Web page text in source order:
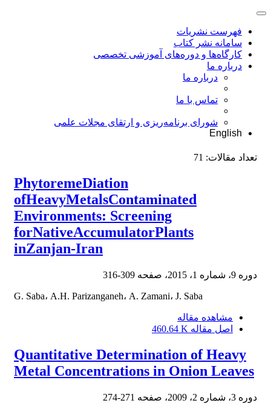
فهرست نشریات
سامانه نشر کتاب
کارگاه‌ها و دوره‌های آموزشی تخصصی
درباره ما
درباره ما
تماس با ما
شورای برنامه‌ریزی و ارتقای مجلات علمی
English
تعداد مقالات: 71
PhytoremeDiation
ofHeavyMetalsContaminated
Environments: Screening
forNativeAccumulatorPlants
inZanjan-Iran
دوره 9، شماره 1، 2015، صفحه 309-316
G. Saba، A.H. Parizanganeh، A. Zamani، J. Saba
مشاهده مقاله
اصل مقاله 460.64 K
Quantitative Determination of Heavy
Metal Concentrations in Onion Leaves
دوره 3، شماره 2، 2009، صفحه 271-274